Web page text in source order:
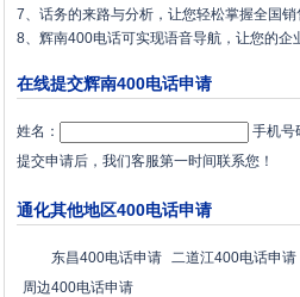
7、话务的来路与分析，让您轻松掌握全国销
8、辉南400电话可实现语音导航，让您的企
在线提交辉南400电话申请
姓名：
手机号
提交申请后，我们客服第一时间联系您！
通化其他地区400电话申请
东昌400电话申请 二道江400电话申请
周边400电话申请